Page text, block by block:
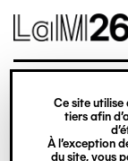
Gestion des
Ce site utilise
tiers afin
À l’exception
du site, vous